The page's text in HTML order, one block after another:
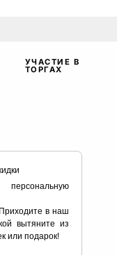
УЧАСТИЕ В
ТОРГАХ
в наш
вытяните из
или подарок!